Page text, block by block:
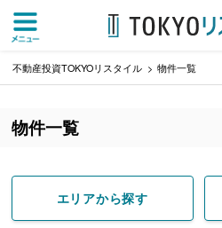
不動産投資TOKYOリスタイル 物件一覧
物件一覧
エリアから探す